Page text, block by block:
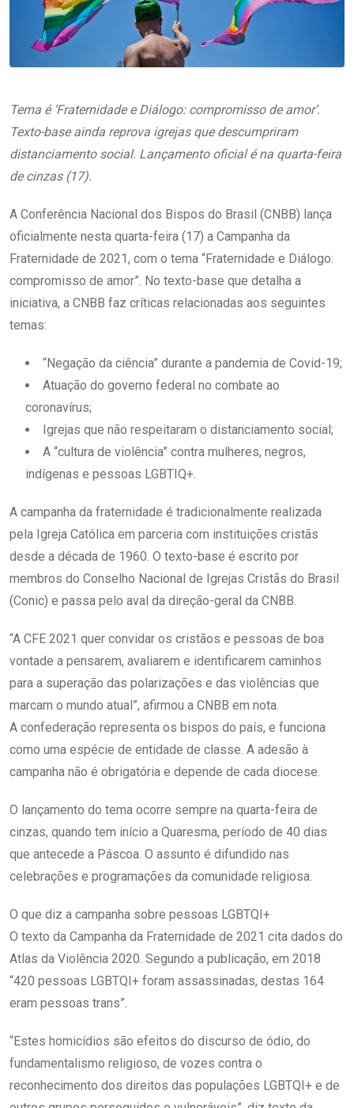
Tema é ‘Fraternidade e Diálogo: compromisso de amor’.
Texto-base ainda reprova igrejas que descumpriram
distanciamento social. Lançamento oficial é na quarta-feira
de cinzas (17).
A Conferência Nacional dos Bispos do Brasil (CNBB) lança
oficialmente nesta quarta-feira (17) a Campanha da
Fraternidade de 2021, com o tema “Fraternidade e Diálogo:
compromisso de amor”. No texto-base que detalha a
iniciativa, a CNBB faz críticas relacionadas aos seguintes
temas:
“Negação da ciência” durante a pandemia de Covid-19;
Atuação do governo federal no combate ao
coronavírus;
Igrejas que não respeitaram o distanciamento social;
A “cultura de violência” contra mulheres, negros,
indígenas e pessoas LGBTIQ+.
A campanha da fraternidade é tradicionalmente realizada
pela Igreja Católica em parceria com instituições cristãs
desde a década de 1960. O texto-base é escrito por
membros do Conselho Nacional de Igrejas Cristãs do Brasil
(Conic) e passa pelo aval da direção-geral da CNBB.
“A CFE 2021 quer convidar os cristãos e pessoas de boa
vontade a pensarem, avaliarem e identificarem caminhos
para a superação das polarizações e das violências que
marcam o mundo atual”, afirmou a CNBB em nota.
A confederação representa os bispos do país, e funciona
como uma espécie de entidade de classe. A adesão à
campanha não é obrigatória e depende de cada diocese.
O lançamento do tema ocorre sempre na quarta-feira de
cinzas, quando tem início a Quaresma, período de 40 dias
que antecede a Páscoa. O assunto é difundido nas
celebrações e programações da comunidade religiosa.
O que diz a campanha sobre pessoas LGBTQI+
O texto da Campanha da Fraternidade de 2021 cita dados do
Atlas da Violência 2020. Segundo a publicação, em 2018
“420 pessoas LGBTQI+ foram assassinadas, destas 164
eram pessoas trans”.
“Estes homicídios são efeitos do discurso de ódio, do
fundamentalismo religioso, de vozes contra o
reconhecimento dos direitos das populações LGBTQI+ e de